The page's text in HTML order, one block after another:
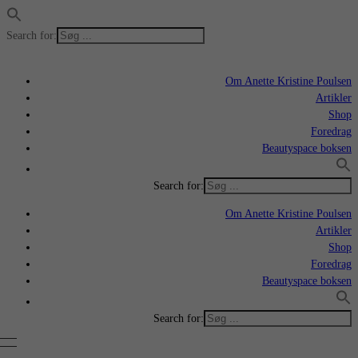
Search for:
Om Anette Kristine Poulsen
Artikler
Shop
Foredrag
Beautyspace boksen
Search for:
Om Anette Kristine Poulsen
Artikler
Shop
Foredrag
Beautyspace boksen
Search for: